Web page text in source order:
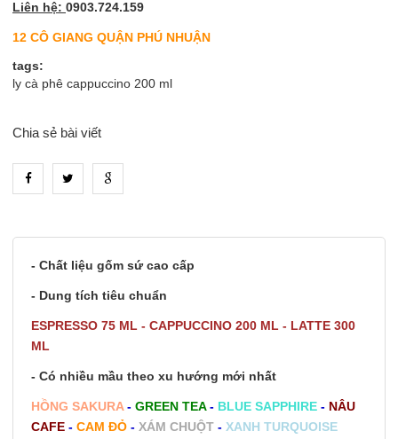
Liên hệ: 0903.724.159
12 CÔ GIANG QUẬN PHÚ NHUẬN
tags:
ly cà phê cappuccino 200 ml
Chia sẻ bài viết
- Chất liệu gốm sứ cao cấp
- Dung tích tiêu chuẩn
ESPRESSO 75 ML - CAPPUCCINO 200 ML - LATTE 300
ML
- Có nhiều mầu theo xu hướng mới nhất
HỒNG SAKURA- GREEN TEA - BLUE SAPPHIRE - NÂU
CAFE - CAM ĐỎ - XÁM CHUỘT - XANH TURQUOISE